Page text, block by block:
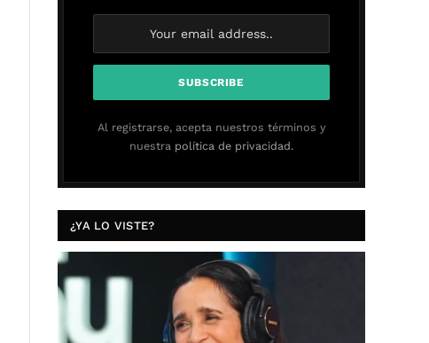
Al registrarse, acepta nuestros términos y
nuestra política de privacidad.
¿YA LO VISTE?